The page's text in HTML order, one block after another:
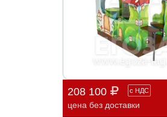
208 100 с НДС
цена без доставки